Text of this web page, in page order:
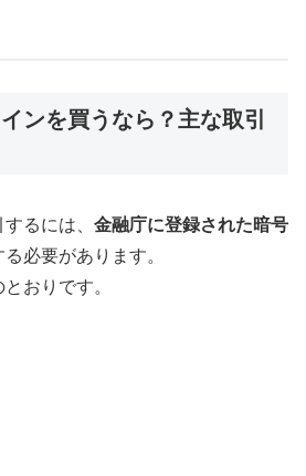
ンを買うなら？主な取引
るには、 金融庁に登録された暗号
必要があります。
おりです。